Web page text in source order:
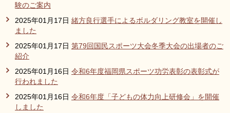
験のご案内
2025年01月17日 緒方良行選手によるボルダリング教室を開催し
ました
2025年01月17日 第79回国民スポーツ大会冬季大会の出場者のご
紹介
2025年01月16日 令和6年度福岡県スポーツ功労表彰の表彰式が
行われました
2025年01月16日 令和6年度「子どもの体力向上研修会」を開催
しました